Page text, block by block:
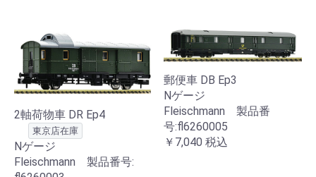
2軸荷物車 DR Ep4
東京店在庫
Nゲージ
Fleischmann 製品番号:
郵便車 DB Ep3
Nゲージ
Fleischmann 製品番
号:fl6260005
￥7,040 税込